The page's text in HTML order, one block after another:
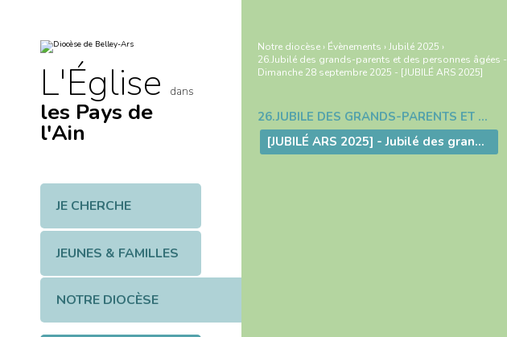
L'Église dans
les Pays de
l'Ain
JE CHERCHE
JEUNES & FAMILLES
NOTRE DIOCÈSE
Notre diocèse › Évènements ›Jubilé 2025 ›
26.Jubilé des grands-parents et des personnes âgées -
Dimanche 28 septembre 2025 - [JUBILÉ ARS 2025]
Navigation
26.JUBILÉ DES GRANDS-PARENTS ET DES PERSONNES ÂGÉES - DIMANCHE 28 SEPTEMBRE 2025 - [JUBILÉ ARS 2025]
[JUBILÉ ARS 2025] - Jubilé des grands-parents et des personnes âgées - Dimanche 28 septembre 2025